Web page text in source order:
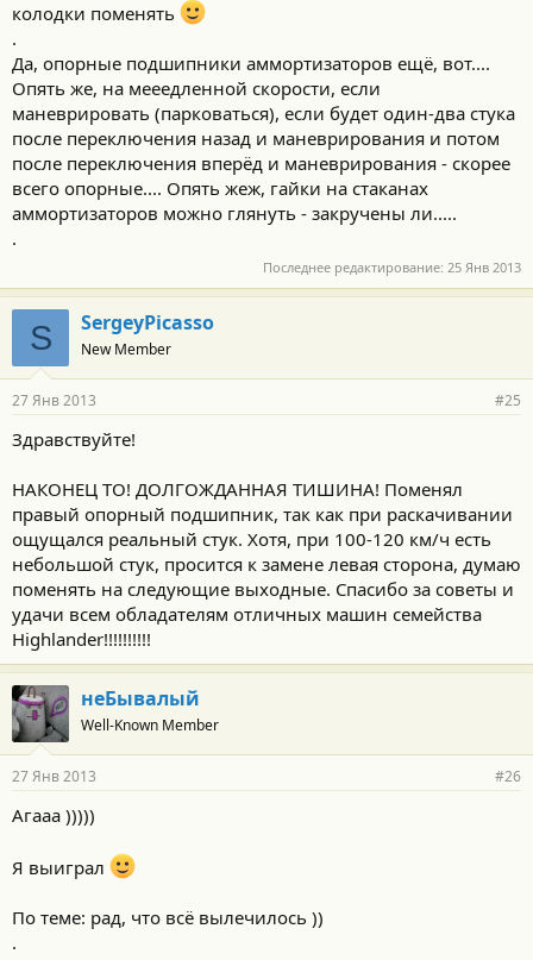
колодки поменять
.
Да, опорные подшипники аммортизаторов ещё, вот....
Опять же, на мееедленной скорости, если
маневрировать (парковаться), если будет один-два стука
после переключения назад и маневрирования и потом
после переключения вперёд и маневрирования - скорее
всего опорные.... Опять жеж, гайки на стаканах
аммортизаторов можно глянуть - закручены ли.....
.
Последнее редактирование: 25 Янв 2013
S SergeyPicasso
New Member
27 Янв 2013 #25
Здравствуйте!
НАКОНЕЦ ТО! ДОЛГОЖДАННАЯ ТИШИНА! Поменял
правый опорный подшипник, так как при раскачивании
ощущался реальный стук. Хотя, при 100-120 км/ч есть
небольшой стук, просится к замене левая сторона, думаю
поменять на следующие выходные. Спасибо за советы и
удачи всем обладателям отличных машин семейства
Highlander!!!!!!!!!!
неБывалый
Well-Known Member
27 Янв 2013 #26
Агааа )))))
Я выиграл
По теме: рад, что всё вылечилось ))
.